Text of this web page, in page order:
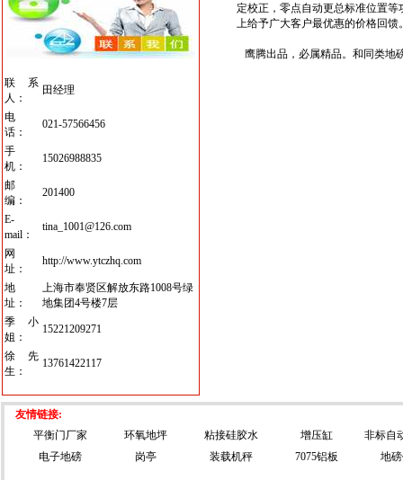
联系
人：
田经理
电
话：
021-57566456
手
机：
15026988835
邮
编：
201400
E-
mail：
tina_1001@126.com
网
址：
http://www.ytczhq.com
地
址：
上海市奉贤区解放东路1008号绿
地集团4号楼7层
季小
姐：
15221209271
徐先
生：
13761422117
定校正，零点自动更总标准位置等
上给予广大客户最优惠的价格回馈
鹰腾出品，必属精品。和同类地
友情链接:
平衡门厂家
环氧地坪 粘接硅胶水 增压缸
非标自
电子地磅
岗亭 装载机秤 7075铝板 地